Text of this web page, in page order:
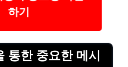
하기
통한 중요한 메시